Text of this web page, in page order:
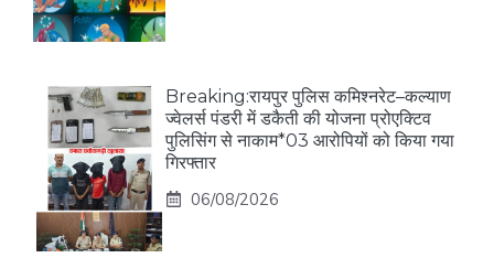
Breaking:रायपुर पुलिस कमिश्नरेट–कल्याण
ज्वेलर्स पंडरी में डकैती की योजना प्रोएक्टिव
पुलिसिंग से नाकाम*03 आरोपियों को किया गया
गिरफ्तार
06/08/2026